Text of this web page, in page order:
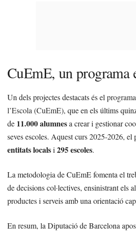
CuEmE, un programa
Un dels projectes destacats és el
l’Escola (CuEmE), que en els últims
de 11.000 alumnesa crear i gestionar
seves escoles. Aquest curs 2025-2026, el
entitats localsi 295 escoles.
La metodologia de CuEmE fomenta el
de decisions col·lectives, ensinistrant els
productes i serveis amb una orientació
En resum, la Diputació de Barcelona